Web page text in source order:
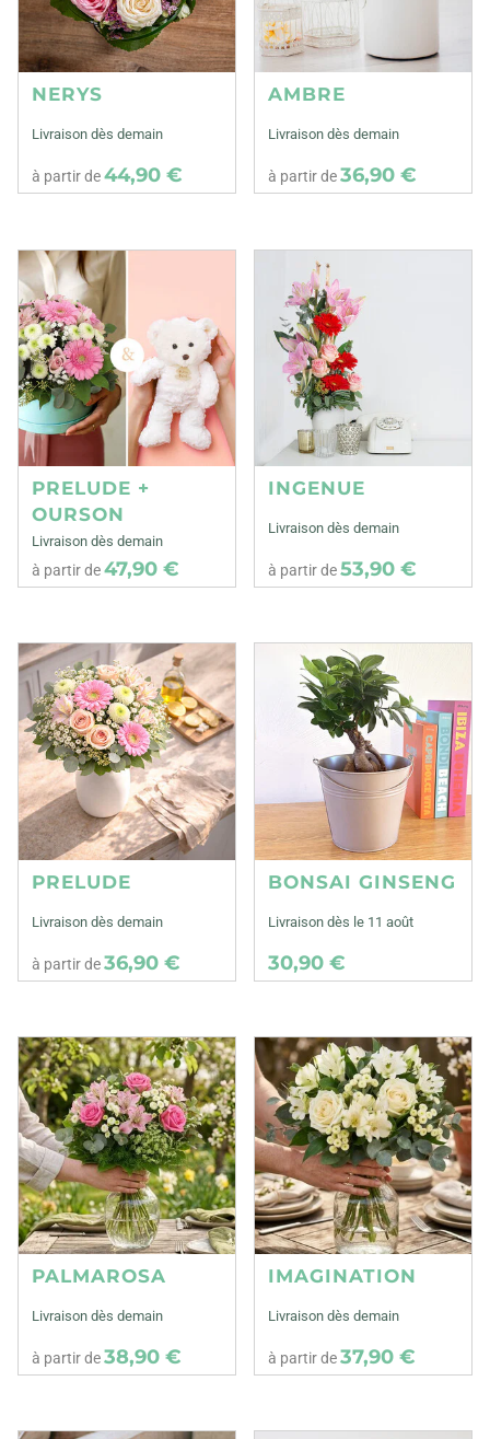
NERYS
Livraison dès demain
à partir de44,90 €
AMBRE
Livraison dès demain
à partir de36,90 €
PRELUDE +
OURSON
Livraison dès demain
à partir de47,90 €
INGENUE
Livraison dès demain
à partir de53,90 €
PRELUDE
Livraison dès demain
à partir de36,90 €
BONSAI GINSENG
Livraison dès le 11 août
30,90 €
PALMAROSA
Livraison dès demain
à partir de38,90 €
IMAGINATION
Livraison dès demain
à partir de37,90 €